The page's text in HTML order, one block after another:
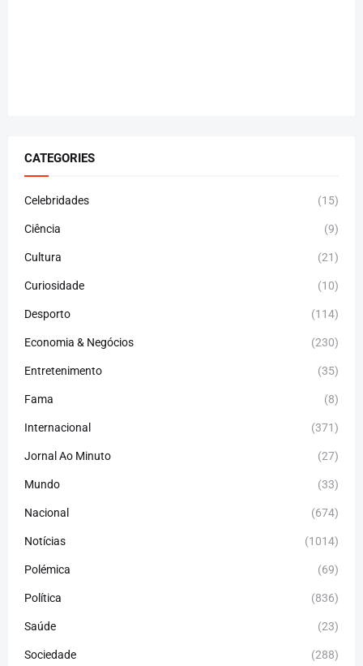
CATEGORIES
Celebridades (15)
Ciência (9)
Cultura (21)
Curiosidade (10)
Desporto (114)
Economia & Negócios (230)
Entretenimento (35)
Fama (8)
Internacional (371)
Jornal Ao Minuto (27)
Mundo (33)
Nacional (674)
Notícias (1014)
Polémica (69)
Política (836)
Saúde (23)
Sociedade (288)